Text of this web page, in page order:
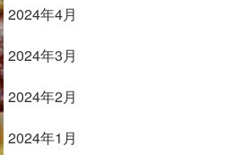
2024年4月
2024年3月
2024年2月
2024年1月